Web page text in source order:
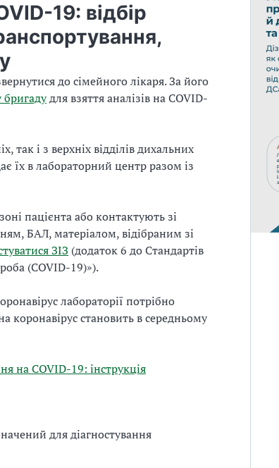
19: відбір
до сімейного лікаря. За його
бригадудля взяття аналізів на COVID-
і з верхніх відділів дихальних
їх в лабораторний центр разом із
пацієнта або контактують зі
БАЛ, матеріалом, відібраним зі
ЗІЗ (додаток 6 до Стандартів
(COVID-19)»).
лабораторії потрібно
коронавірус становить в середньому
на COVID-19: інструкція
для діагностування